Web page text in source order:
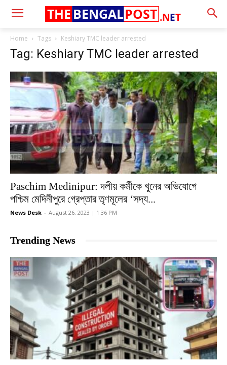
.NET
THE BENGALPOST
Home Tags Keshiary TMC leader arrested
Tag: Keshiary TMC leader arrested
Paschim Medinipur: দলীয় কর্মীকে খুনের অভিযোগে
পশ্চিম মেদিনীপুরে গ্রেপ্তার তৃণমূলের ‘সদ্য...
News Desk - August 26, 2023 | 1:36 PM
Trending News